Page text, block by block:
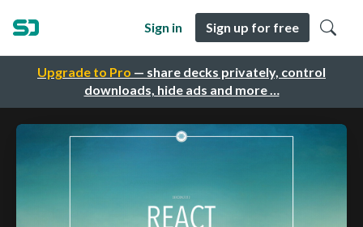
Upgrade to Pro — share decks privately, control
downloads, hide ads and more …
Sign in Sign up for free